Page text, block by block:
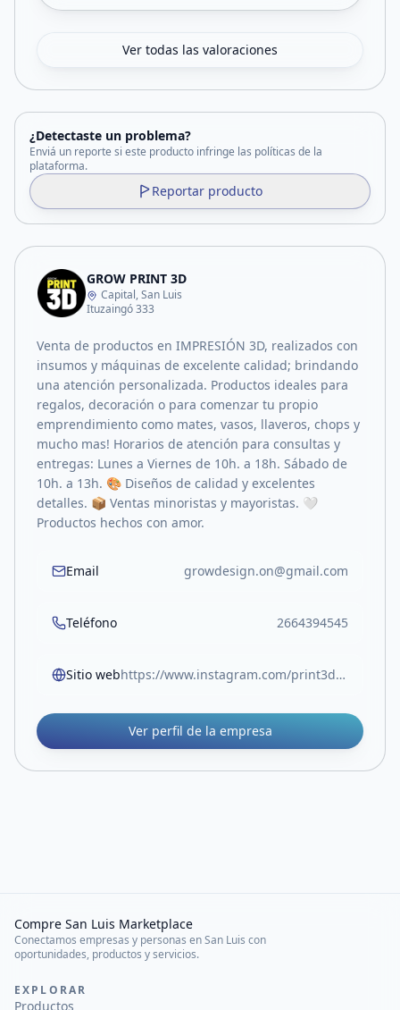
Ver todas las valoraciones
¿Detectaste un problema?
Enviá un reporte si este producto infringe las políticas de la
plataforma.
Reportar producto
GROW PRINT 3D
Capital, San Luis
Ituzaingó 333
Venta de productos en IMPRESIÓN 3D, realizados con
insumos y máquinas de excelente calidad; brindando
una atención personalizada. Productos ideales para
regalos, decoración o para comenzar tu propio
emprendimiento como mates, vasos, llaveros, chops y
mucho mas! Horarios de atención para consultas y
entregas: Lunes a Viernes de 10h. a 18h. Sábado de
10h. a 13h. 🎨 Diseños de calidad y excelentes
detalles. 📦 Ventas minoristas y mayoristas. 🤍
Productos hechos con amor.
Email growdesign.on@gmail.com
Teléfono 2664394545
Sitio web https://www.instagram.com/print3d.grow
Ver perfil de la empresa
Compre San Luis Marketplace
Conectamos empresas y personas en San Luis con
oportunidades, productos y servicios.
EXPLORAR
Productos